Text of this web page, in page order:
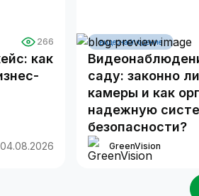
266
как
04.08.2026
видеонаблюдение
саду: законно
камеры и как
надежную
безопасности?
GreenVision